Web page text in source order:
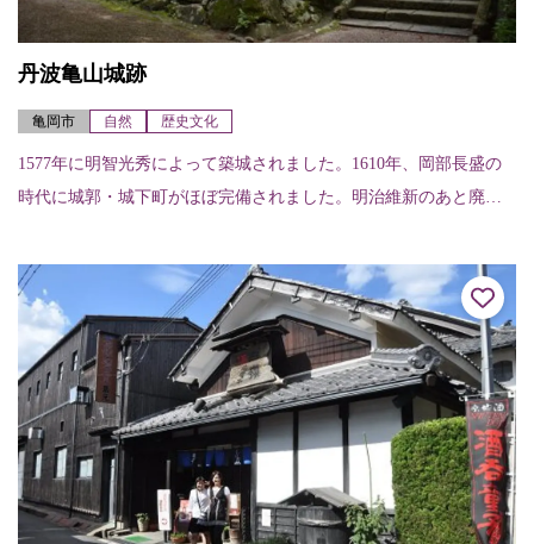
丹波亀山城跡
亀岡市 自然 歴史文化
1577年に明智光秀によって築城されました。1610年、岡部長盛の
時代に城郭・城下町がほぼ完備されました。明治維新のあと廃城
手により石垣...